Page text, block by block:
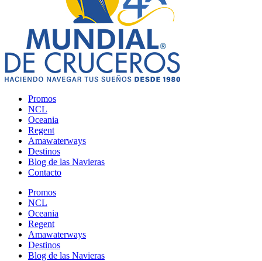
Promos
NCL
Oceania
Regent
Amawaterways
Destinos
Blog de las Navieras
Contacto
Promos
NCL
Oceania
Regent
Amawaterways
Destinos
Blog de las Navieras